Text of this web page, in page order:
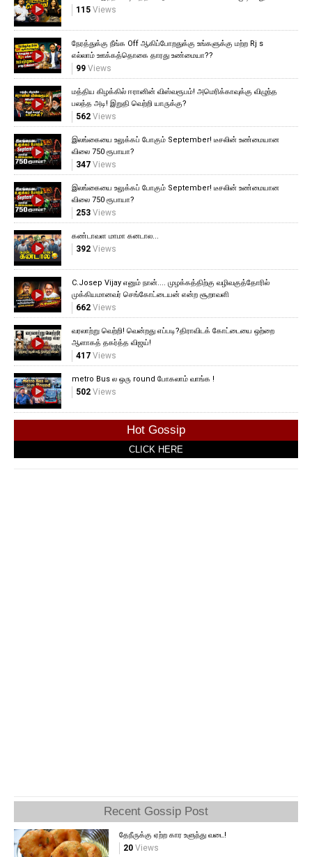
115Views
நேரத்துக்கு நீங்க Off ஆகிப்போறதுக்கு உங்களுக்கு மற்ற Rj s
எல்லாம் ஊக்கத்தொகை தாரது உண்மையா??
99Views
மத்திய கிழக்கில் ஈரானின் விஸ்வரூபம்! அமெரிக்காவுக்கு விழுந்த
பலத்த அடி! இறுதி வெற்றி யாருக்கு?
562Views
இலங்கையை உலுக்கப் போகும் September! டீசலின் உண்மையான
விலை 750 ரூபாயா?
347Views
இலங்கையை உலுக்கப் போகும் September! டீசலின் உண்மையான
விலை 750 ரூபாயா?
253Views
கண்டாவள மாமா கனடால...
392Views
C.Josep Vijay எனும் நான்.... முழக்கத்திற்கு வழிவகுத்தோரில்
முக்கியமானவர் செங்கோட்டையன் என்ற சூறாவளி
662Views
வரலாற்று வெற்றி! வென்றது எப்படி?திராவிடக் கோட்டையை ஒற்றை
ஆளாகத் தகர்த்த விஜய்!
417Views
metro Bus ல ஒரு round போகலாம் வாங்க !
502Views
Hot Gossip
CLICK HERE
Recent Gossip Post
தேநீருக்கு ஏற்ற கார உளுந்து வடை!
20Views